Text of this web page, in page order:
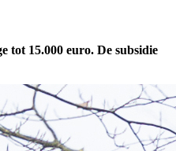
tot 15.000 euro. De subsidie